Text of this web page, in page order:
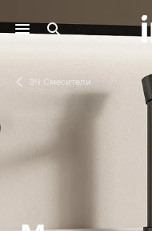
ЗЧ Смесители